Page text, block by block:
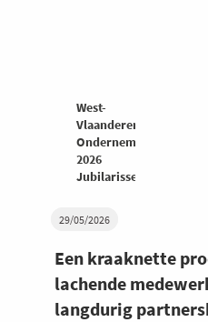
29/05/2026
Een kraaknette
lachende
langdurig
West-
Vlaanderen
Ondernemers
2026
Jubilarissenspecial